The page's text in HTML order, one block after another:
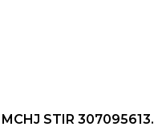
STIR 307095613.